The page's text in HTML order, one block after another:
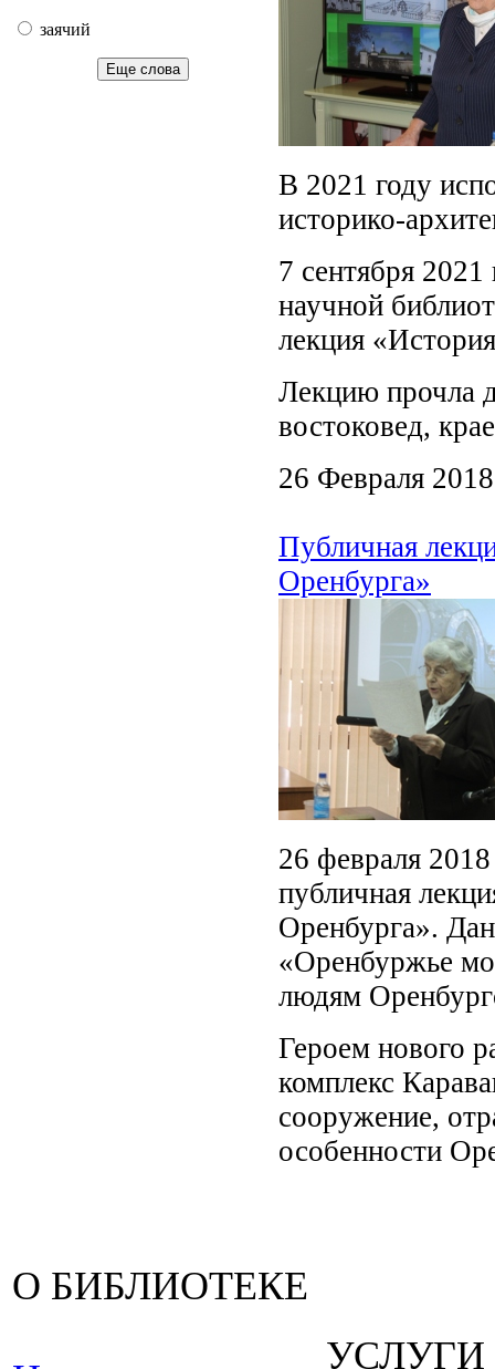
заячий
Еще слова
В 2021 году
историко-
7 сентября
научной
лекция
Лекцию прочла
востоковед,
26 Февраля 2018
Публичная
Оренбурга»
26 февраля
публичная
Оренбурга».
«Оренбуржье
людям
Героем нового
комплекс
сооружение,
особенности
О БИБЛИОТЕКЕ
УСЛУГИ